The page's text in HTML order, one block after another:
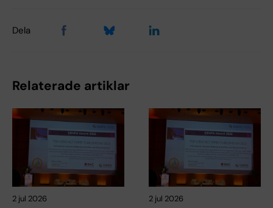
Dela
Relaterade artiklar
2 jul 2026 2 jul 2026